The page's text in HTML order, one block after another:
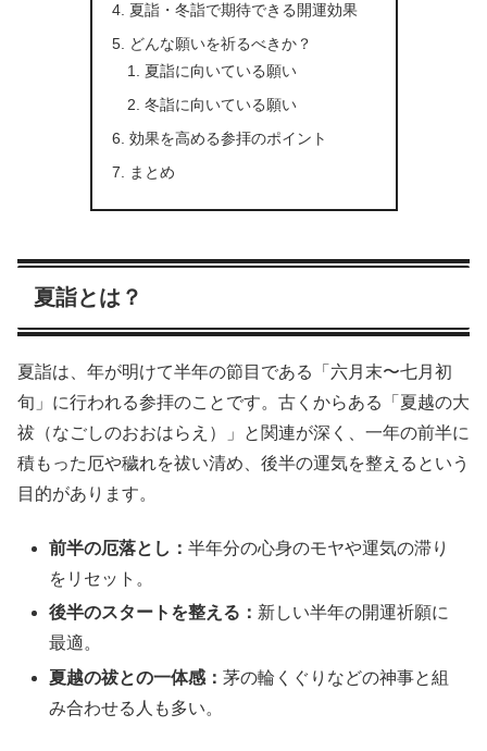
夏詣・冬詣で期待できる開運効果
どんな願いを祈るべきか？
夏詣に向いている願い
冬詣に向いている願い
効果を高める参拝のポイント
まとめ
夏詣とは？
夏詣は、年が明けて半年の節目である「六月末〜七月初
旬」に行われる参拝のことです。古くからある「夏越の大
祓（なごしのおおはらえ）」と関連が深く、一年の前半に
積もった厄や穢れを祓い清め、後半の運気を整えるという
目的があります。
前半の厄落とし：半年分の心身のモヤや運気の滞り
をリセット。
後半のスタートを整える： 新しい半年の開運祈願に
最適。
夏越の祓との一体感：茅の輪くぐりなどの神事と組
み合わせる人も多い。